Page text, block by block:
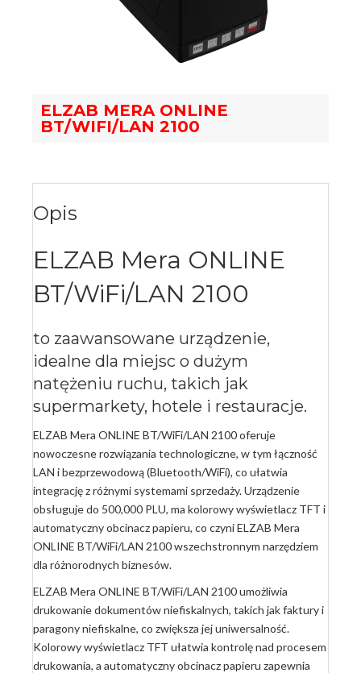
ELZAB MERA ONLINE
BT/WIFI/LAN 2100
Opis
ELZAB Mera ONLINE
BT/WiFi/LAN 2100
to zaawansowane urządzenie,
idealne dla miejsc o dużym
natężeniu ruchu, takich jak
supermarkety, hotele i restauracje.
ELZAB Mera ONLINE BT/WiFi/LAN 2100 oferuje
nowoczesne rozwiązania technologiczne, w tym łączność
LAN i bezprzewodową (Bluetooth/WiFi), co ułatwia
integrację z różnymi systemami sprzedaży. Urządzenie
obsługuje do 500,000 PLU, ma kolorowy wyświetlacz TFT i
automatyczny obcinacz papieru, co czyni ELZAB Mera
ONLINE BT/WiFi/LAN 2100 wszechstronnym narzędziem
dla różnorodnych biznesów.
ELZAB Mera ONLINE BT/WiFi/LAN 2100 umożliwia
drukowanie dokumentów niefiskalnych, takich jak faktury i
paragony niefiskalne, co zwiększa jej uniwersalność.
Kolorowy wyświetlacz TFT ułatwia kontrolę nad procesem
drukowania, a automatyczny obcinacz papieru zapewnia